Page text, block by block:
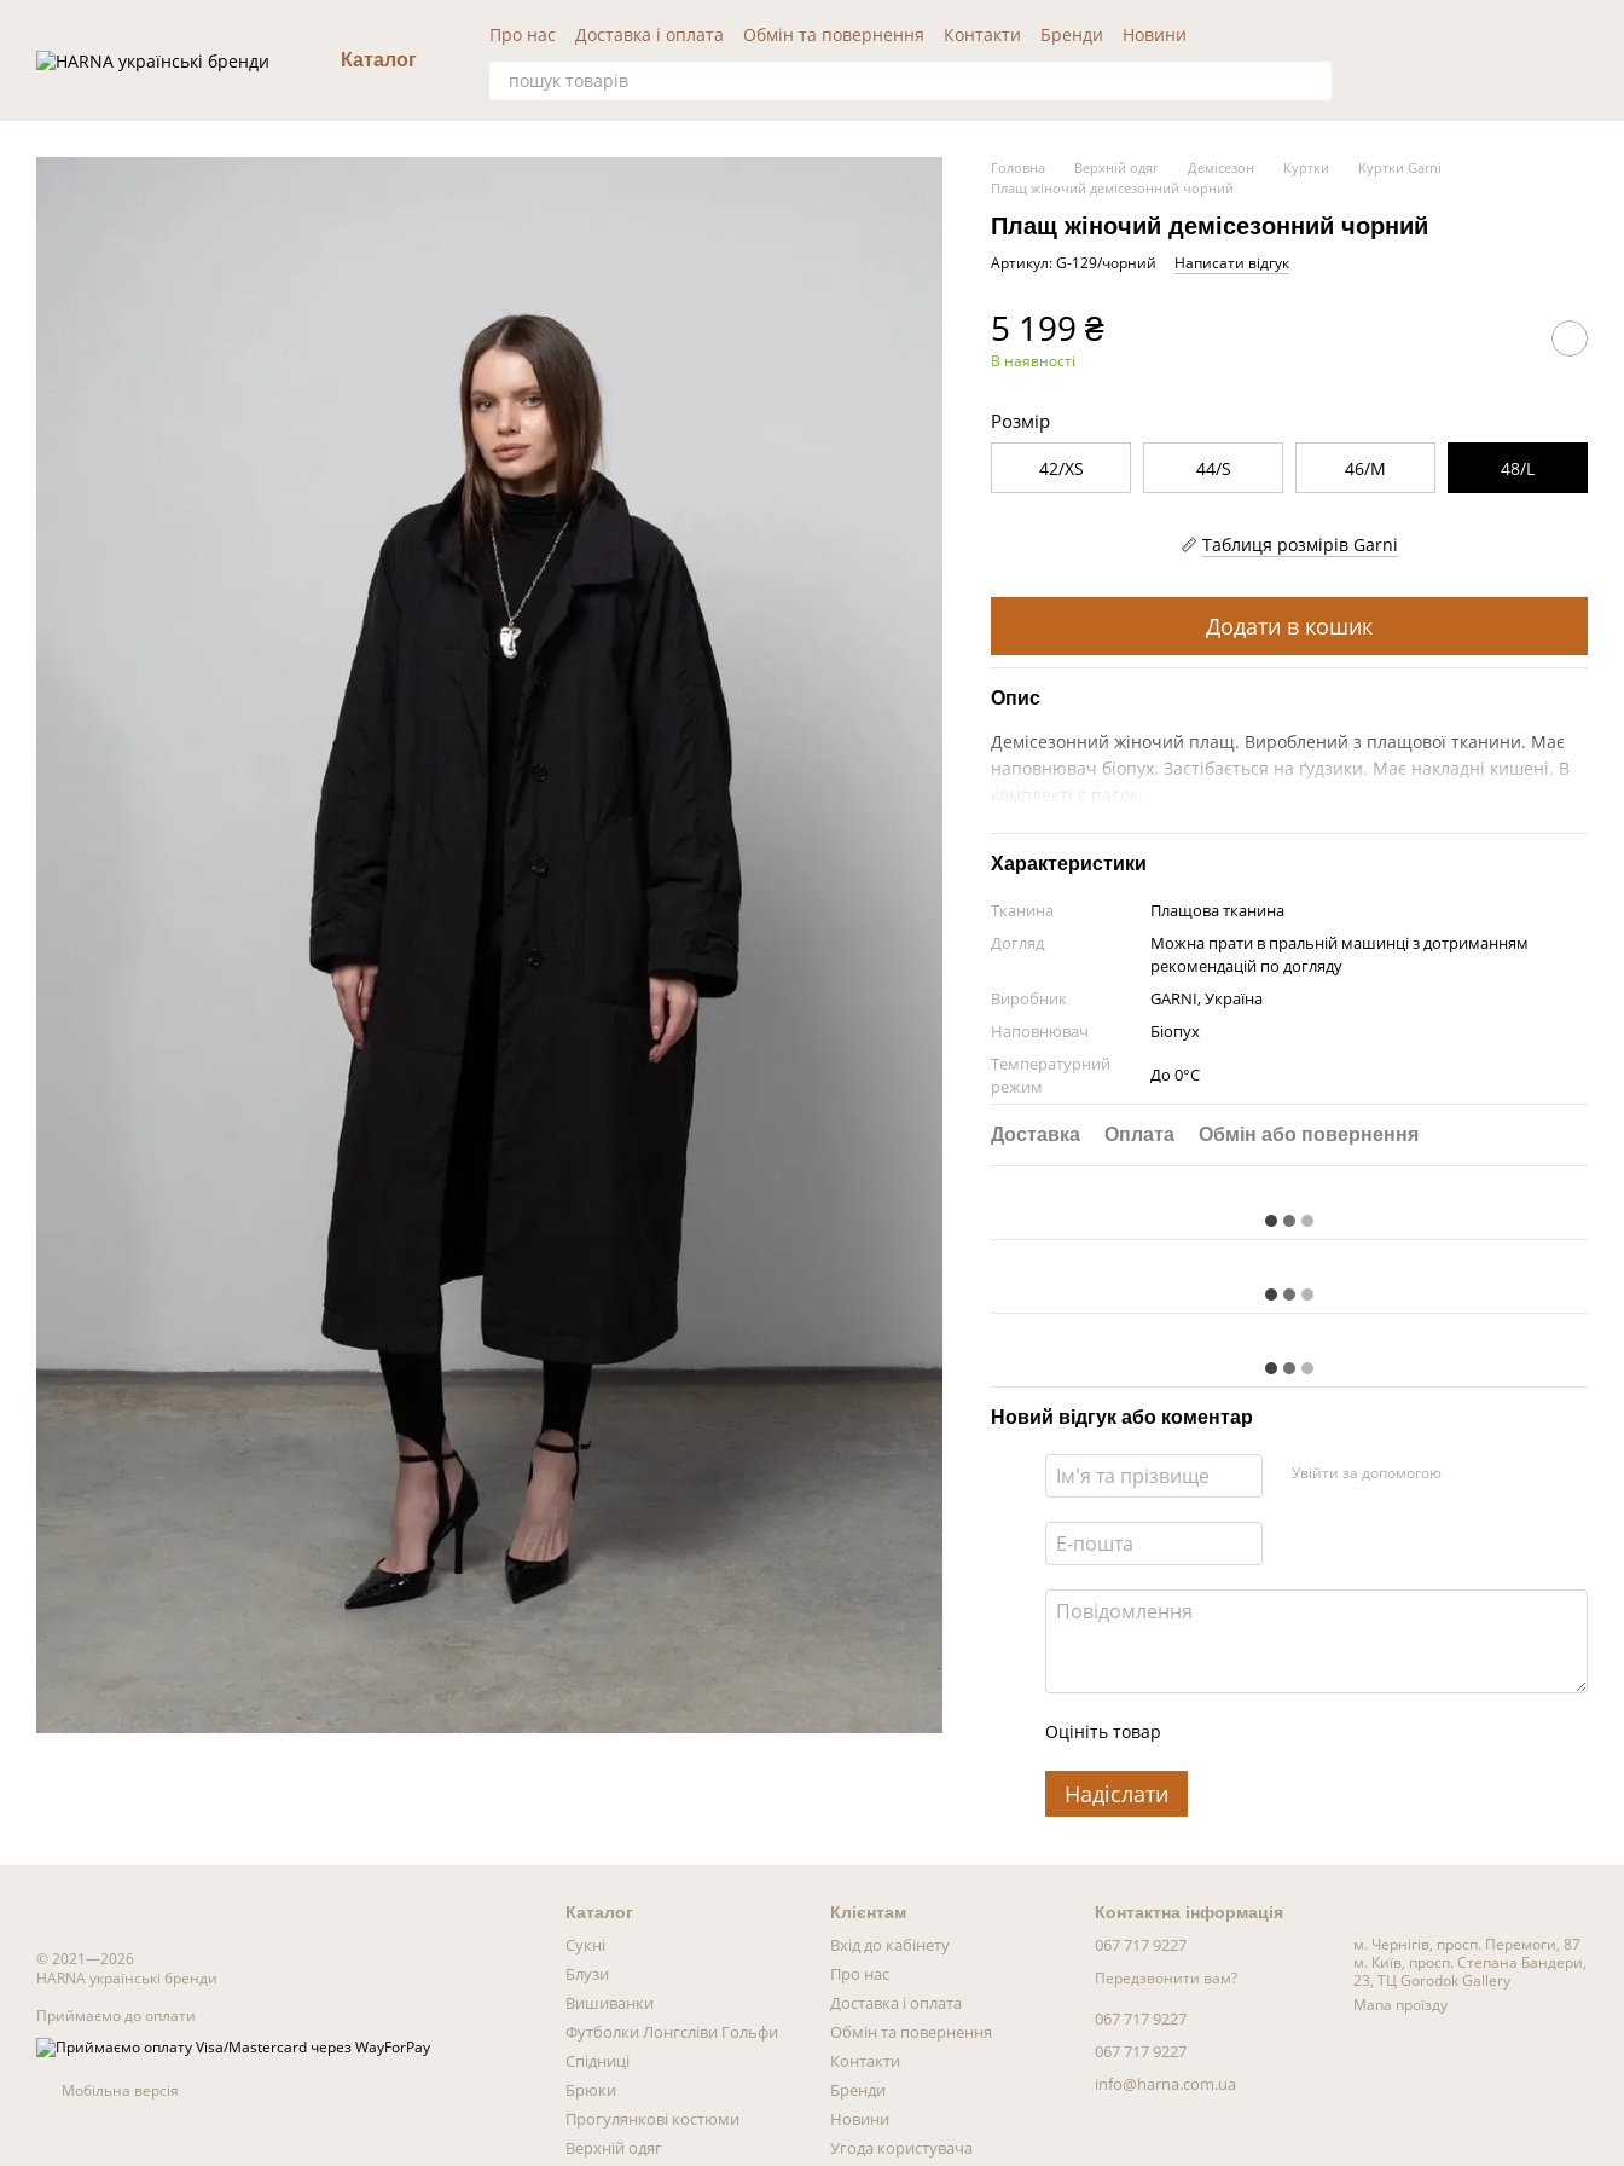
Каталог
Про нас Доставка і оплата Обмін та повернення Контакти Бренди
Новини
Угода користувача
Публічна оферта Відгуки про нас
Головна Верхній одяг Демісезон Куртки
Куртки Garni
Плащ жіночий демісезонний чорний
Плащ жіночий демісезонний чорний
Артикул: G-129/чорний Написати відгук
5 199 ₴
В наявності
Розмір
42/XS 44/S 46/M 48/L
Таблиця розмірів Garni
Додати в кошик
Опис
Демісезонний жіночий плащ. Вироблений з плащової тканини. Має
наповнювач біопух. Застібається на ґудзики. Має накладні кишені. В
комплекті є пасок.
Характеристики
Тканина
Плащова тканина
Догляд
Можна прати в пральній машинці з дотриманням
рекомендацій по догляду
Виробник
GARNI, Україна
Наповнювач
Біопух
Температурний
режим
До 0°C
Доставка Оплата Обмін або повернення
Новий відгук або коментар
Увійти за допомогою
Оцініть товар
Надіслати
© 2021—2026
HARNA українські бренди
Приймаємо до оплати
Мобільна версія
Каталог
Сукні
Блузи
Вишиванки
Футболки Лонгсліви Гольфи
Спідниці
Брюки
Прогулянкові костюми
Верхній одяг
Клієнтам
Вхід до кабінету
Про нас
Доставка і оплата
Обмін та повернення
Контакти
Бренди
Новини
Угода користувача
Контактна інформація
067 717 9227
Передзвонити вам?
067 717 9227
067 717 9227
info@harna.com.ua
м. Чернігів, просп. Перемоги, 87
м. Київ, просп. Степана Бандери,
23, ТЦ Gorodok Gallery
Мапа проїзду